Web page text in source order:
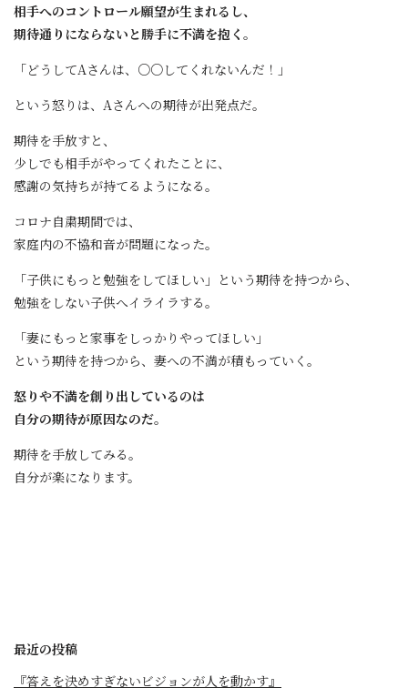
相手へのコントロール願望が生まれるし、
期待通りにならないと勝手に不満を抱く。
「どうしてAさんは、○○してくれないんだ！」
という怒りは、Aさんへの期待が出発点だ。
期待を手放すと、
少しでも相手がやってくれたことに、
感謝の気持ちが持てるようになる。
コロナ自粛期間では、
家庭内の不協和音が問題になった。
「子供にもっと勉強をしてほしい」という期待を持つから、
勉強をしない子供へイライラする。
「妻にもっと家事をしっかりやってほしい」
という期待を持つから、妻への不満が積もっていく。
怒りや不満を創り出しているのは
自分の期待が原因なのだ。
期待を手放してみる。
自分が楽になります。
最近の投稿
『答えを決めすぎないビジョンが人を動かす』